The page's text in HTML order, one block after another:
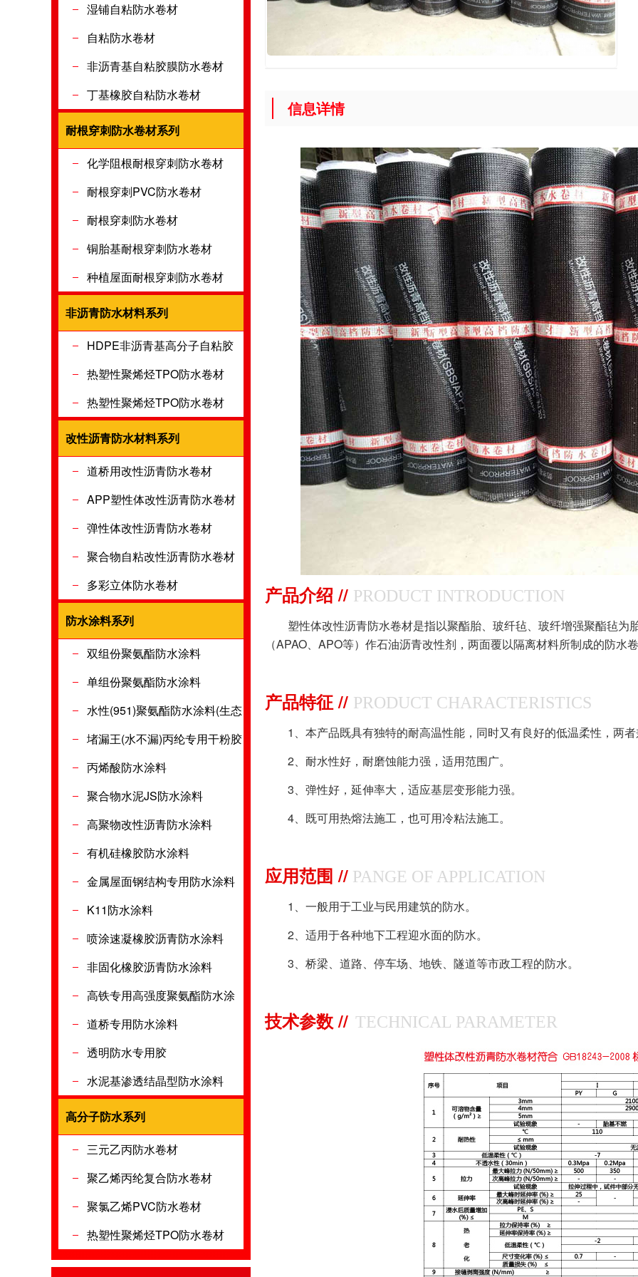
粘防水卷材
湿铺自粘防水卷材
自粘防水卷材
非沥青基自粘胶膜防水卷材
丁基橡胶自粘防水卷材
耐根穿刺防水卷材系列
化学阻根耐根穿刺防水卷材
耐根穿刺PVC防水卷材
耐根穿刺防水卷材
铜胎基耐根穿刺防水卷材
种植屋面耐根穿刺防水卷材
非沥青防水材料系列
非沥青防水材料系列
HDPE非沥青基高分子自粘胶
膜防水卷材
热塑性聚烯烃TPO防水卷材
热塑性聚烯烃TPO防水卷材
改性沥青防水材料系列
改性沥青防水材料系列
道桥用改性沥青防水卷材
APP塑性体改性沥青防水卷材
弹性体改性沥青防水卷材
聚合物自粘改性沥青防水卷材
多彩立体防水卷材
防水涂料系列
防水涂料系列
双组份聚氨酯防水涂料
单组份聚氨酯防水涂料
水性(951)聚氨酯防水涂料(生态
环保型)
堵漏王(水不漏)丙纶专用干粉胶
丙烯酸防水涂料
聚合物水泥JS防水涂料
高聚物改性沥青防水涂料
有机硅橡胶防水涂料
金属屋面钢结构专用防水涂料
K11防水涂料
喷涂速凝橡胶沥青防水涂料
非固化橡胶沥青防水涂料
高铁专用高强度聚氨酯防水涂
料
道桥专用防水涂料
透明防水专用胶
水泥基渗透结晶型防水涂料
高分子防水系列
三元乙丙防水卷材
聚乙烯丙纶复合防水卷材
聚氯乙烯PVC防水卷材
热塑性聚烯烃TPO防水卷材
信息详情
产品介绍 // PRODUCT INTRODUCTION
塑性体改性沥青防水卷材是指以聚酯胎、玻纤毡、玻纤增强聚酯毡为
（APAO、APO等）作石油沥青改性剂，两面覆以隔离材料所制成的防水卷
产品特征 // PRODUCT CHARACTERISTICS
1、本产品既具有独特的耐高温性能，同时又有良好的低温柔性，两者
2、耐水性好，耐磨蚀能力强，适用范围广。
3、弹性好，延伸率大，适应基层变形能力强。
4、既可用热熔法施工，也可用冷粘法施工。
应用范围 // PANGE OF APPLICATION
1、一般用于工业与民用建筑的防水。
2、适用于各种地下工程迎水面的防水。
3、桥梁、道路、停车场、地铁、隧道等市政工程的防水。
技术参数 // TECHNICAL PARAMETER